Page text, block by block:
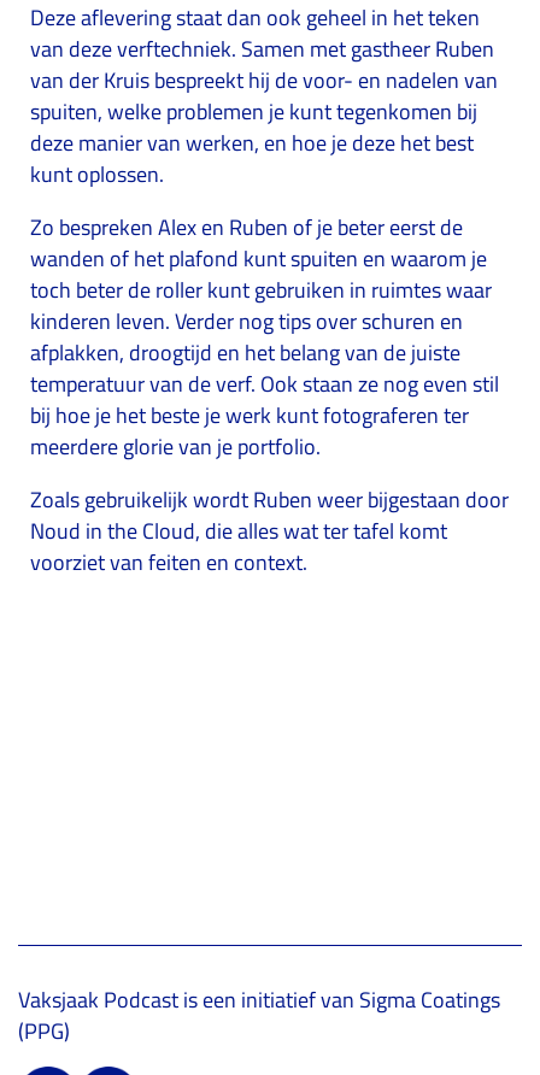
Deze aflevering staat dan ook geheel in het teken
van deze verftechniek. Samen met gastheer Ruben
van der Kruis bespreekt hij de voor- en nadelen van
spuiten, welke problemen je kunt tegenkomen bij
deze manier van werken, en hoe je deze het best
kunt oplossen.
Zo bespreken Alex en Ruben of je beter eerst de
wanden of het plafond kunt spuiten en waarom je
toch beter de roller kunt gebruiken in ruimtes waar
kinderen leven. Verder nog tips over schuren en
afplakken, droogtijd en het belang van de juiste
temperatuur van de verf. Ook staan ze nog even stil
bij hoe je het beste je werk kunt fotograferen ter
meerdere glorie van je portfolio.
Zoals gebruikelijk wordt Ruben weer bijgestaan door
Noud in the Cloud, die alles wat ter tafel komt
voorziet van feiten en context.
Vaksjaak Podcast is een initiatief van Sigma Coatings
(PPG)